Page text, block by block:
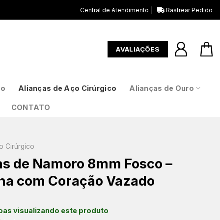
Central de Atendimento Rastrear Pedido
AVALIAÇÕES
Alianças de Aço Cirúrgico Alianças de Ouro
CONTATO
Cirúrgico
de Namoro 8mm Fosco –
com Coração Vazado
visualizando este produto